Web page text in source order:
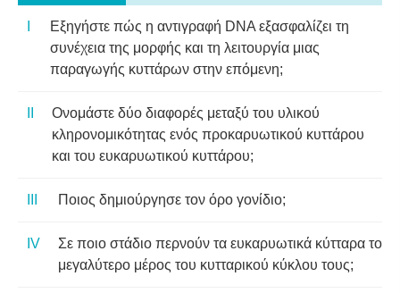
Εξηγήστε πώς η αντιγραφή DNA εξασφαλίζει τη
συνέχεια της μορφής και τη λειτουργία μιας
παραγωγής κυττάρων στην επόμενη;
Ονομάστε δύο διαφορές μεταξύ του υλικού
κληρονομικότητας ενός προκαρυωτικού κυττάρου
και του ευκαρυωτικού κυττάρου;
Ποιος δημιούργησε τον όρο γονίδιο;
Σε ποιο στάδιο περνούν τα ευκαρυωτικά κύτταρα το
μεγαλύτερο μέρος του κυτταρικού κύκλου τους;